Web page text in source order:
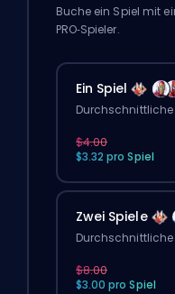
Buche ein Spiel mit
PRO‑Spieler.
Ein Spiel
Durchschnittliche
$4.00
$3.32 pro Spiel
Zwei Spiele
Durchschnittliche
$8.00
$3.00 pro Spiel